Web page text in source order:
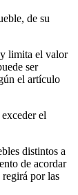
de su
limita el valor
ser
el artículo
el
distintos a
de acordar
por las